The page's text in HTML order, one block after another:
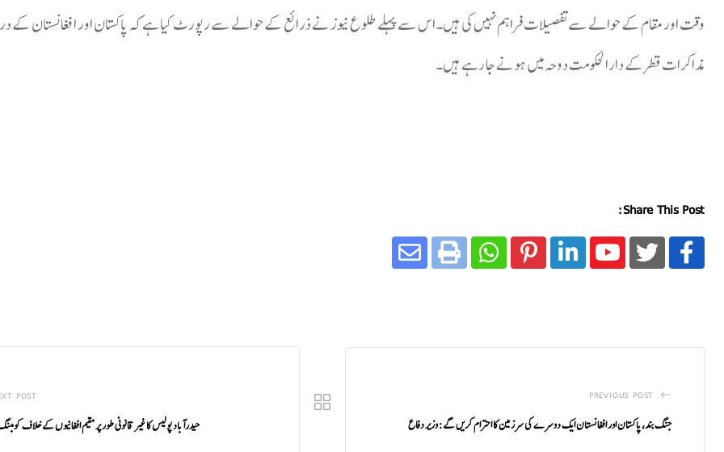
وقت اور مقام کے حوالے سے تفصیلات فراہم نہیں کی ہیں۔اس سے پہلے طلوع نیوز نے ذرائع کے حوالے سے رپورٹ کیا ہے کہ پاکستان اور افغانستان کے
مذاکرات قطر کے دارالحکومت دوحہ میں ہونے جا رہے ہیں۔
Share This Post:
PREVIOUS POST
جنگ بند، پاکستان اور افغانستان ایک دوسرے کی سرزمین کا احترام کریں گے: وزیر دفاع
POST
حیدرآباد پولیس کا غیر قانونی طور پر مقیم افغانیوں کے خلاف